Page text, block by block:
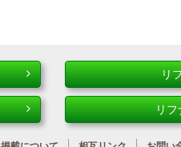
リ
リフ